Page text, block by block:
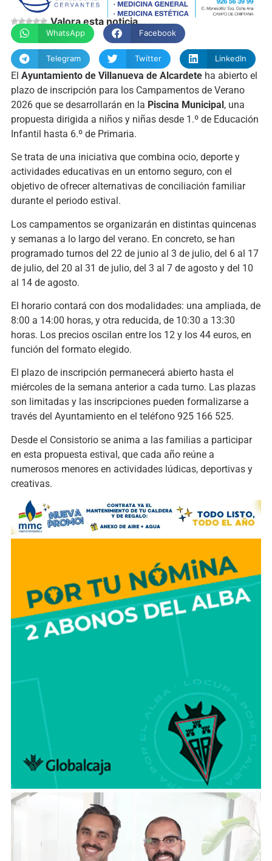
Valora esta noticia
WhatsApp Facebook
Telegram Twitter LinkedIn
El Ayuntamiento de Villanueva de Alcardeteha abierto el
plazo de inscripción para los Campamentos de Verano
2026 que se desarrollarán en la Piscina Municipal, una
propuesta dirigida a niños y niñas desde 1.º de Educación
Infantil hasta 6.º de Primaria.
Se trata de una iniciativa que combina ocio, deporte y
actividades educativas en un entorno seguro, con el
objetivo de ofrecer alternativas de conciliación familiar
durante el periodo estival.
Los campamentos se organizarán en distintas quincenas
y semanas a lo largo del verano. En concreto, se han
programado turnos del 22 de junio al 3 de julio, del 6 al 17
de julio, del 20 al 31 de julio, del 3 al 7 de agosto y del 10
al 14 de agosto.
El horario contará con dos modalidades: una ampliada, de
8:00 a 14:00 horas, y otra reducida, de 10:30 a 13:30
horas. Los precios oscilan entre los 12 y los 44 euros, en
función del formato elegido.
El plazo de inscripción permanecerá abierto hasta el
miércoles de la semana anterior a cada turno. Las plazas
son limitadas y las inscripciones pueden formalizarse a
través del Ayuntamiento en el teléfono 925 166 525.
Desde el Consistorio se anima a las familias a participar
en esta propuesta estival, que cada año reúne a
numerosos menores en actividades lúdicas, deportivas y
creativas.